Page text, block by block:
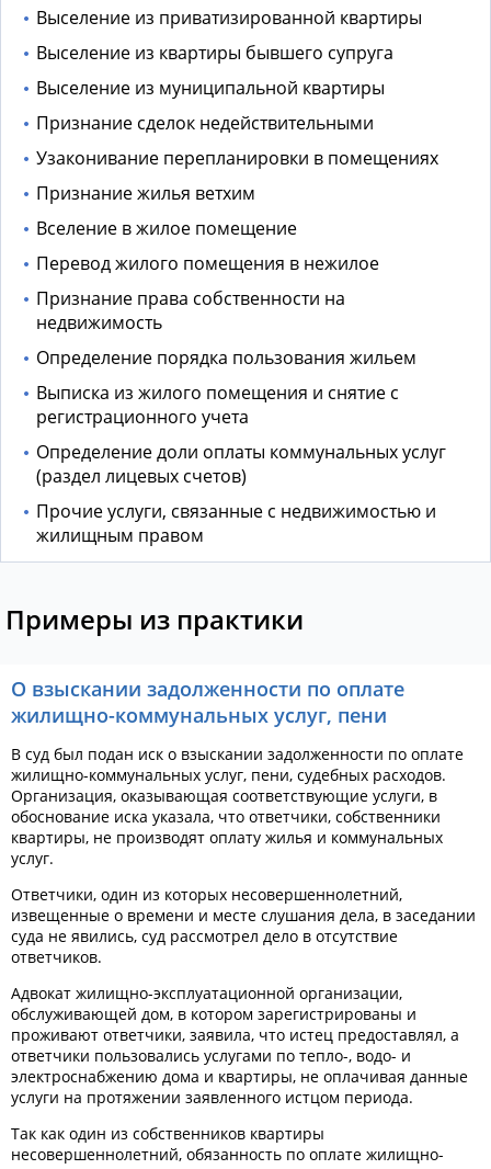
Выселение из приватизированной квартиры
Выселение из квартиры бывшего супруга
Выселение из муниципальной квартиры
Признание сделок недействительными
Узаконивание перепланировки в помещениях
Признание жилья ветхим
Вселение в жилое помещение
Перевод жилого помещения в нежилое
Признание права собственности на
недвижимость
Определение порядка пользования жильем
Выписка из жилого помещения и снятие с
регистрационного учета
Определение доли оплаты коммунальных услуг
(раздел лицевых счетов)
Прочие услуги, связанные с недвижимостью и
жилищным правом
Примеры из практики
О взыскании задолженности по оплате
жилищно-коммунальных услуг, пени
В суд был подан иск о взыскании задолженности по оплате
жилищно-коммунальных услуг, пени, судебных расходов.
Организация, оказывающая соответствующие услуги, в
обоснование иска указала, что ответчики, собственники
квартиры, не производят оплату жилья и коммунальных
услуг.
Ответчики, один из которых несовершеннолетний,
извещенные о времени и месте слушания дела, в заседании
суда не явились, суд рассмотрел дело в отсутствие
ответчиков.
Адвокат жилищно-эксплуатационной организации,
обслуживающей дом, в котором зарегистрированы и
проживают ответчики, заявила, что истец предоставлял, а
ответчики пользовались услугами по тепло-, водо- и
электроснабжению дома и квартиры, не оплачивая данные
услуги на протяжении заявленного истцом периода.
Так как один из собственников квартиры
несовершеннолетний, обязанность по оплате жилищно-